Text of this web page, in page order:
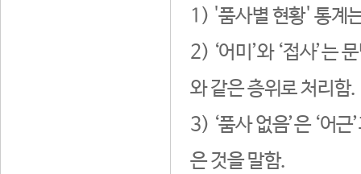
1) '품사별 현황' 통계
2) ‘어미’와 ‘접사’는
와 같은 층위로 처리함.
3) ‘품사 없음’은 ‘어
은 것을 말함.